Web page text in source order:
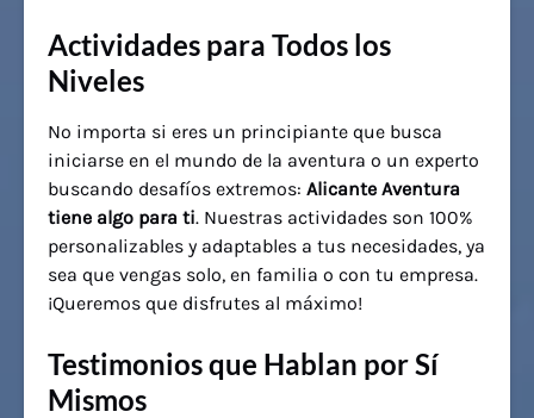
Actividades para Todos los
Niveles
No importa si eres un principiante que busca
iniciarse en el mundo de la aventura o un experto
buscando desafíos extremos: Alicante Aventura
tiene algo para ti. Nuestras actividades son 100%
personalizables y adaptables a tus necesidades, ya
sea que vengas solo, en familia o con tu empresa.
¡Queremos que disfrutes al máximo!
Testimonios que Hablan por Sí
Mismos